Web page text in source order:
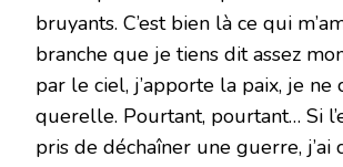
bruyants. C’est bien là ce qui
branche que je tiens dit assez
par le ciel, j’apporte la paix, je ne
querelle. Pourtant, pourtant… Si
pris de déchaîner une guerre, j’ai